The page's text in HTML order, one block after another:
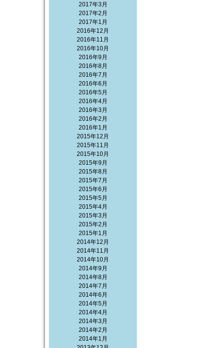
2017年3月
2017年2月
2017年1月
2016年12月
2016年11月
2016年10月
2016年9月
2016年8月
2016年7月
2016年6月
2016年5月
2016年4月
2016年3月
2016年2月
2016年1月
2015年12月
2015年11月
2015年10月
2015年9月
2015年8月
2015年7月
2015年6月
2015年5月
2015年4月
2015年3月
2015年2月
2015年1月
2014年12月
2014年11月
2014年10月
2014年9月
2014年8月
2014年7月
2014年6月
2014年5月
2014年4月
2014年3月
2014年2月
2014年1月